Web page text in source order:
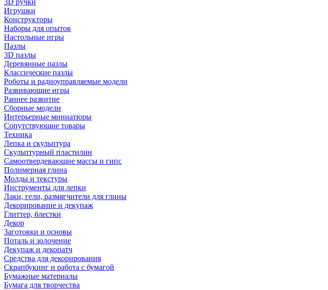
3D ручки
Игрушки
Конструкторы
Наборы для опытов
Настольные игры
Пазлы
3D пазлы
Деревянные пазлы
Классические пазлы
Роботы и радиоуправляемые модели
Развивающие игры
Раннее развитие
Сборные модели
Интерьерные миниатюры
Сопутствующие товары
Техника
Лепка и скульптура
Скульптурный пластилин
Самоотвердевающие массы и гипс
Полимерная глина
Молды и текстуры
Инструменты для лепки
Лаки, гели, размягчители для глины
Декорирование и декупаж
Глиттер, блестки
Декор
Заготовки и основы
Поталь и золочение
Декупаж и декопатч
Средства для декорирования
Скрапбукинг и работа с бумагой
Бумажные материалы
Бумага для творчества